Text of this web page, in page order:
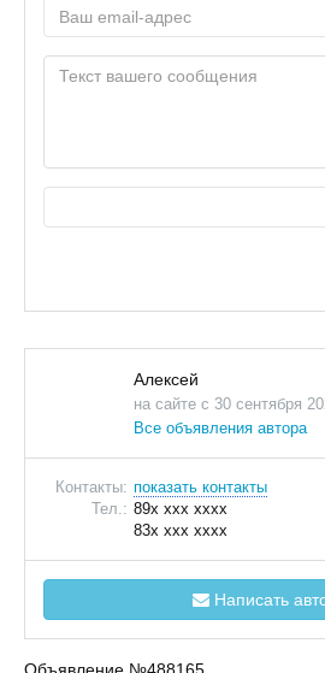
Алексей
на сайте с 30 сентября
Все объявления автора
Контакты: показать контакты
Тел.: 89x xxx xxxx
83x xxx xxxx
Написать
Объявление №488165